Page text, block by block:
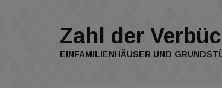
Zahl der
EINFAMILIENHÄUSER UND